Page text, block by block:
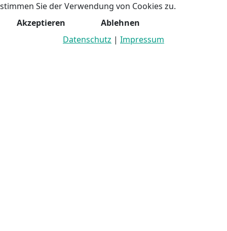
stimmen Sie der Verwendung von Cookies zu.
Akzeptieren
Ablehnen
Datenschutz | Impressum